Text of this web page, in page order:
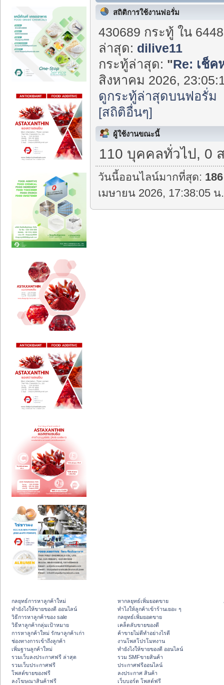
สถิติการใช้งานฟอรั่ม
430689 กระทู้ ใน
ล่าสุด: dilive11
กระทู้ล่าสุด: "Re: เช็ค
สิงหาคม 2026,
ดูกระทู้ล่าสุดบนฟอรั่ม
[สถิติอื่นๆ]
ผู้ใช้งานขณะนี้
110 บุคคลทั่วไป, 0
วันนี้ออนไลน์มากที่สุด: 186
เมษายน 2026, 17:38:05 น
กลยุทธ์การหาลูกค้าใหม่
ทํายังไงให้ขายของดี ออนไลน์
วิธีการหาลูกค้าของ sale
วิธีหาลูกค้ากลุ่มเป้าหมาย
การหาลูกค้าใหม่ รักษาลูกค้าเก่า
ช่องทางการเข้าถึงลูกค้า
เพิ่มฐานลูกค้าใหม่
รวมเว็บลงประกาศฟรี ล่าสุด
รวมเว็บประกาศฟรี
โพสต์ขายของฟรี
ลงโฆษณาสินค้าฟรี
หากลยุทธ์เพิ่มยอดขาย
ทําไงให้ลูกค้าเข้าร้านเยอะ ๆ
กลยุทธ์เพิ่มยอดขาย
เคล็ดลับขายของดี
ค้าขายไม่ดีทำอย่างไรดี
งานโพสโปรโมทงาน
ทํายังไงให้ขายของดี ออนไลน์
รวม SMFขายสินค้า
ประกาศฟรีออนไลน์
ลงประกาศ สินค้า
เว็บบอร์ด โพสต์ฟรี